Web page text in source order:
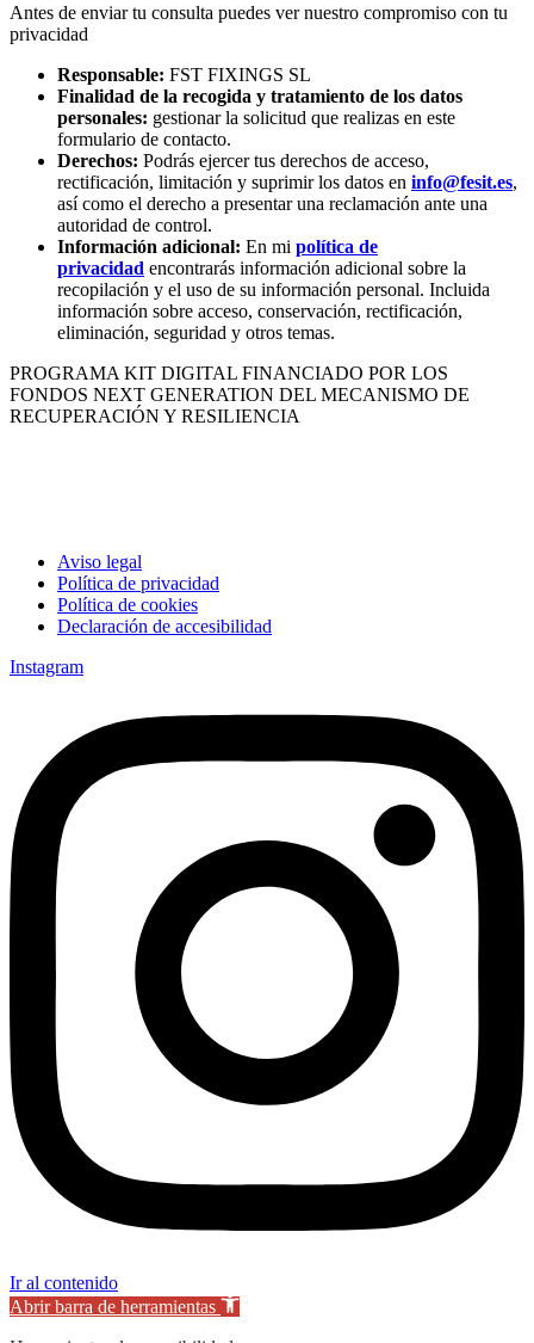
Antes de enviar tu consulta puedes ver nuestro compromiso con tu
privacidad
Responsable: FST FIXINGS SL
Finalidad de la recogida y tratamiento de los datos
personales: gestionar la solicitud que realizas en este
formulario de contacto.
Derechos: Podrás ejercer tus derechos de acceso,
rectificación, limitación y suprimir los datos en info@fesit.es,
así como el derecho a presentar una reclamación ante una
autoridad de control.
Información adicional: En mi política de
privacidad encontrarás información adicional sobre la
recopilación y el uso de su información personal. Incluida
información sobre acceso, conservación, rectificación,
eliminación, seguridad y otros temas.
PROGRAMA KIT DIGITAL FINANCIADO POR LOS
FONDOS NEXT GENERATION DEL MECANISMO DE
RECUPERACIÓN Y RESILIENCIA
Aviso legal
Política de privacidad
Política de cookies
Declaración de accesibilidad
Instagram
Ir al contenido
Abrir barra de herramientas